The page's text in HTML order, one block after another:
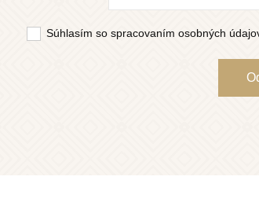
Súhlasím so spracovaním osobných